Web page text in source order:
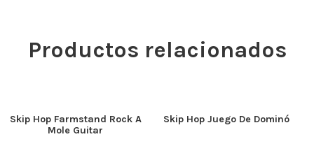
Productos relacionados
Skip Hop Farmstand Rock A
Mole Guitar
Skip Hop Juego De Dominó